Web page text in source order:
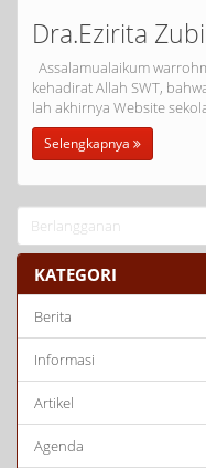
Dra.Ezirita
Assalamualaikum
kehadirat Allah SWT,
lah akhirnya Website
Selengkapnya
KATEGORI
Berita
Informasi
Artikel
Agenda